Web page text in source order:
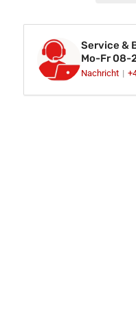
weiß
GU10
230V
Service &
Mo-Fr 08-
Nachricht